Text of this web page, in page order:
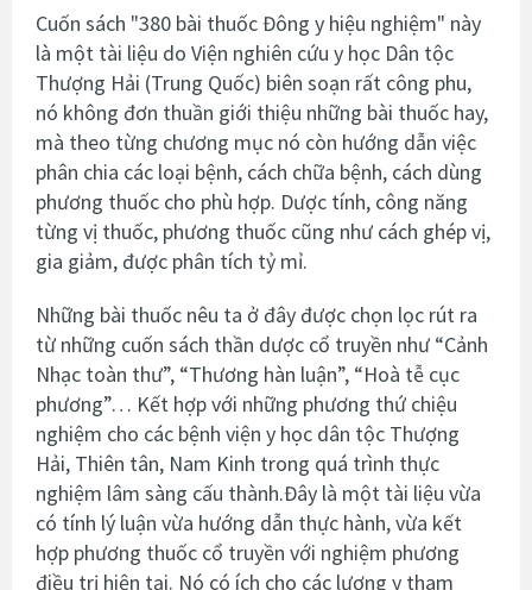
Cuốn sách "380 bài thuốc Đông y hiệu nghiệm" này
là một tài liệu do Viện nghiên cứu y học Dân tộc
Thượng Hải (Trung Quốc) biên soạn rất công phu,
nó không đơn thuần giới thiệu những bài thuốc hay,
mà theo từng chương mục nó còn hướng dẫn việc
phân chia các loại bệnh, cách chữa bệnh, cách dùng
phương thuốc cho phù hợp. Dược tính, công năng
từng vị thuốc, phương thuốc cũng như cách ghép vị,
gia giảm, được phân tích tỷ mỉ.
Những bài thuốc nêu ta ở đây được chọn lọc rút ra
từ những cuốn sách thần dược cổ truyền như “Cảnh
Nhạc toàn thư”, “Thương hàn luận”, “Hoà tễ cục
phương”… Kết hợp với những phương thứ chiệu
nghiệm cho các bệnh viện y học dân tộc Thượng
Hải, Thiên tân, Nam Kinh trong quá trình thực
nghiệm lâm sàng cấu thành.Đây là một tài liệu vừa
có tính lý luận vừa hướng dẫn thực hành, vừa kết
hợp phương thuốc cổ truyền với nghiệm phương
điều trị hiện tại. Nó có ích cho các lương y tham